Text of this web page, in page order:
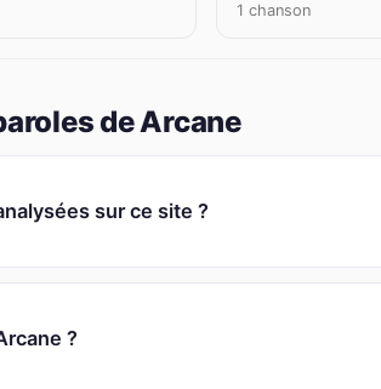
1 chanson
de Arcane
sur ce site ?
?